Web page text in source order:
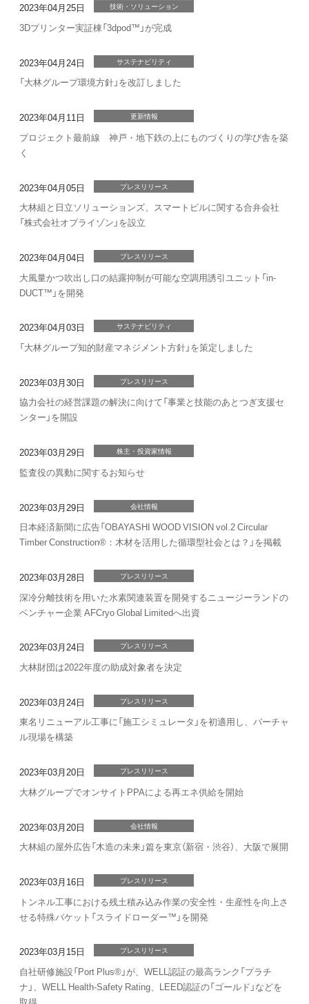
2023年04月25日 技術・ソリューション
3Dプリンター実証棟「3dpod™」が完成
2023年04月24日 サステナビリティ
「大林グループ環境方針」を改訂しました
2023年04月11日 更新情報
プロジェクト最前線 神戸・地下鉄の上にものづくりの学び舎を築
く
2023年04月05日 プレスリリース
大林組と日立ソリューションズ、スマートビルに関する合弁会社
「株式会社オプライゾン」を設立
2023年04月04日 プレスリリース
大風量かつ吹出し口の結露抑制が可能な空調用誘引ユニット「in-
DUCT™」を開発
2023年04月03日 サステナビリティ
「大林グループ知的財産マネジメント方針」を策定しました
2023年03月30日 プレスリリース
協力会社の経営課題の解決に向けて「事業と技能のあとつぎ支援セ
ンター」を開設
2023年03月29日 株主・投資家情報
監査役の異動に関するお知らせ
2023年03月29日 会社情報
日本経済新聞に広告「OBAYASHI WOOD VISION vol.2 Circular
Timber Construction®：木材を活用した循環型社会とは？」を掲載
2023年03月28日 プレスリリース
深冷分離技術を用いた水素関連装置を開発するニュージーランドの
ベンチャー企業 AFCryo Global Limitedへ出資
2023年03月24日 プレスリリース
大林財団は2022年度の助成対象者を決定
2023年03月24日 プレスリリース
東名リニューアル工事に「施工シミュレータ」を初適用し、バーチャ
ル現場を構築
2023年03月20日 プレスリリース
大林グループでオンサイトPPAによる再エネ供給を開始
2023年03月20日 会社情報
大林組の屋外広告「木造の未来」篇を東京（新宿・渋谷）、大阪で展開
2023年03月16日 プレスリリース
トンネル工事における残土積み込み作業の安全性・生産性を向上さ
せる特殊バケット「スライドローダー™️」を開発
2023年03月15日 プレスリリース
自社研修施設「Port Plus®」が、WELL認証の最高ランク「プラチ
ナ」、WELL Health-Safety Rating、LEED認証の「ゴールド」などを